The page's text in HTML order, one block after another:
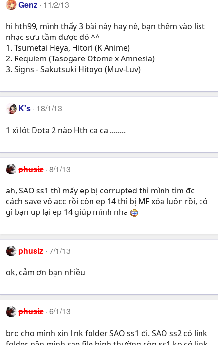
Genz 11/2/13
hi hth99, mình thấy 3 bài này hay nè, bạn thêm vào list
nhạc sưu tầm được đó ^^
1. Tsumetai Heya, Hitori (K Anime)
2. Requiem (Tasogare Otome x Amnesia)
3. Signs - Sakutsuki Hitoyo (Muv-Luv)
K's 18/1/13
1 xì lót Dota 2 nào Hth ca ca ........
phusiz 8/1/13
ah, SAO ss1 thì mấy ep bị corrupted thì mình tìm đc
cách save vô acc rồi còn ep 14 thì bị MF xóa luôn rồi, có
gì bạn up lại ep 14 giúp mình nha
phusiz 7/1/13
ok, cảm ơn bạn nhiều
phusiz 6/1/13
bro cho mình xin link folder SAO ss1 đi. SAO ss2 có link